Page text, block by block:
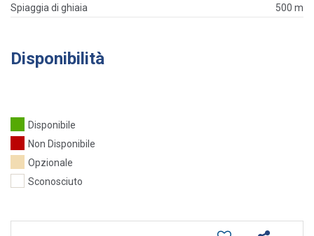
Spiaggia di ghiaia
500 m
Disponibilità
Disponibile
Non Disponibile
Opzionale
Sconosciuto